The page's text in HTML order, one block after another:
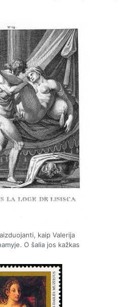
kaip Valerija
O šalia jos kažkas